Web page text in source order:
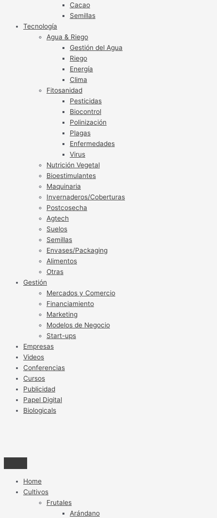
Cacao
Semillas
Tecnología
Agua & Riego
Gestión del Agua
Riego
Energía
Clima
Fitosanidad
Pesticidas
Biocontrol
Polinización
Plagas
Enfermedades
Virus
Nutrición Vegetal
Bioestimulantes
Maquinaria
Invernaderos/Coberturas
Postcosecha
Agtech
Suelos
Semillas
Envases/Packaging
Alimentos
Otras
Gestión
Mercados y Comercio
Financiamiento
Marketing
Modelos de Negocio
Start-ups
Empresas
Videos
Conferencias
Cursos
Publicidad
Papel Digital
Biologicals
Home
Cultivos
Frutales
Arándano